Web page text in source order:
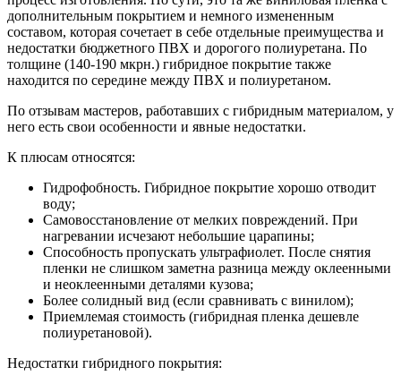
дополнительным покрытием и немного измененным
составом, которая сочетает в себе отдельные преимущества и
недостатки бюджетного ПВХ и дорогого полиуретана. По
толщине (140-190 мкрн.) гибридное покрытие также
находится по середине между ПВХ и полиуретаном.
По отзывам мастеров, работавших с гибридным материалом, у
него есть свои особенности и явные недостатки.
К плюсам относятся:
Гидрофобность. Гибридное покрытие хорошо отводит
воду;
Самовосстановление от мелких повреждений. При
нагревании исчезают небольшие царапины;
Способность пропускать ультрафиолет. После снятия
пленки не слишком заметна разница между оклеенными
и неоклеенными деталями кузова;
Более солидный вид (если сравнивать с винилом);
Приемлемая стоимость (гибридная пленка дешевле
полиуретановой).
Недостатки гибридного покрытия: